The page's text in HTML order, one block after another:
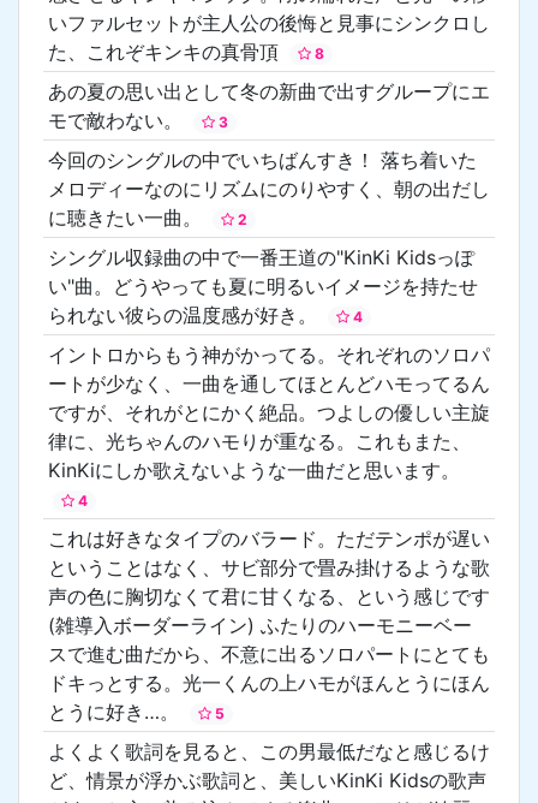
いファルセットが主人公の後悔と見事にシンクロし
た、これぞキンキの真骨頂
8
あの夏の思い出として冬の新曲で出すグループにエ
モで敵わない。
3
今回のシングルの中でいちばんすき！ 落ち着いた
メロディーなのにリズムにのりやすく、朝の出だし
に聴きたい一曲。
2
シングル収録曲の中で一番王道の"KinKi Kidsっぽ
い"曲。どうやっても夏に明るいイメージを持たせ
られない彼らの温度感が好き。
4
イントロからもう神がかってる。それぞれのソロパ
ートが少なく、一曲を通してほとんどハモってるん
ですが、それがとにかく絶品。つよしの優しい主旋
律に、光ちゃんのハモりが重なる。これもまた、
KinKiにしか歌えないような一曲だと思います。
4
これは好きなタイプのバラード。ただテンポが遅い
ということはなく、サビ部分で畳み掛けるような歌
声の色に胸切なくて君に甘くなる、という感じです
(雑導入ボーダーライン) ふたりのハーモニーベー
スで進む曲だから、不意に出るソロパートにとても
ドキっとする。光一くんの上ハモがほんとうにほん
とうに好き…。
5
よくよく歌詞を見ると、この男最低だなと感じるけ
ど、情景が浮かぶ歌詞と、美しいKinKi Kidsの歌声